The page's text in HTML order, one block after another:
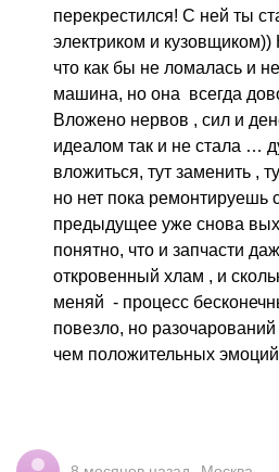
перекрестился! С ней ты
электриком и
что как бы не ломалась и
машина, но она  всегда
Вложено нервов , сил и
идеалом так и не стала …
вложиться, тут заменить ,
но нет пока ремонтируешь
предыдущее уже снова
понятно, что и запчасти
откровенный хлам , и
меняй  - процесс
повезло, но
чем положительных